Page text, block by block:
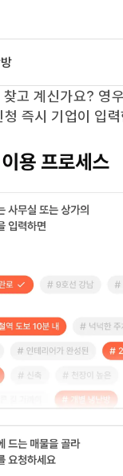
고 계신가요? 영
즉시 기업이 입